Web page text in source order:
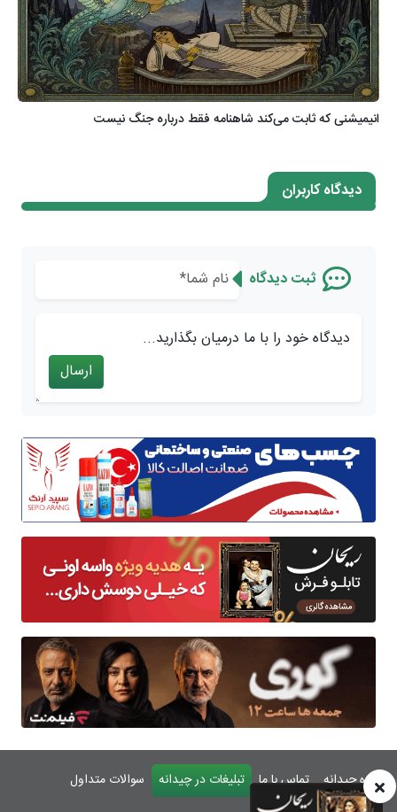
درباره چیدانه تماس با ما تبلیغات در چیدانه
سوالات متداول